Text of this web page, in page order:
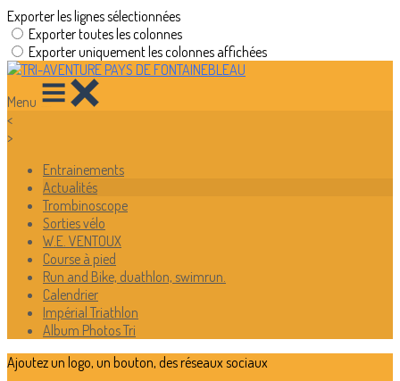
Exporter les lignes sélectionnées
Exporter toutes les colonnes
Exporter uniquement les colonnes affichées
Menu
<
>
Entrainements
Actualités
Trombinoscope
Sorties vélo
W.E. VENTOUX
Course à pied
Run and Bike, duathlon, swimrun.
Calendrier
Impérial Triathlon
Album Photos Tri
Ajoutez un logo, un bouton, des réseaux sociaux